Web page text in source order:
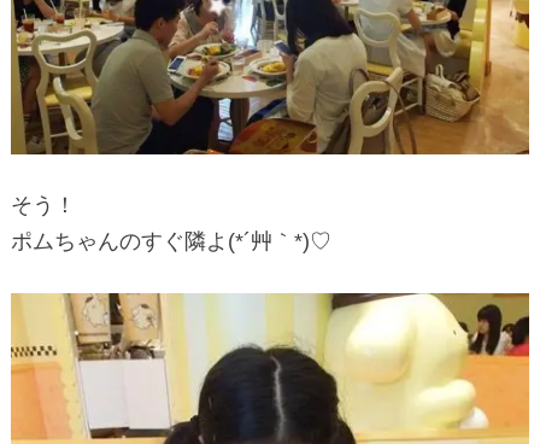
そう！
ポムちゃんのすぐ隣よ(*´艸｀*)♡